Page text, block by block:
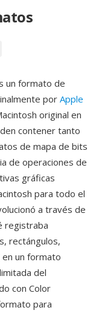
un formato de
por Apple
original en
contener tanto
de mapa de bits
de operaciones de
gráficas
para todo el
a través de
registraba
rectángulos,
un formato
del
con Color
para